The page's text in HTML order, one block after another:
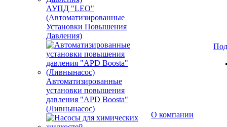
АУПД "LEO"
(Автоматизированные
Установки Повышения
Давления)
Автоматизированные
установки повышения
давления "APD Boosta"
(Ливнынасос)
О компании